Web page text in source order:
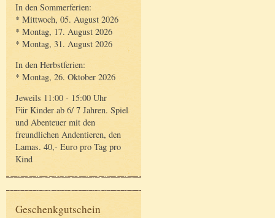
In den Sommerferien:
* Mittwoch, 05. August 2026
* Montag, 17. August 2026
* Montag, 31. August 2026
In den Herbstferien:
* Montag, 26. Oktober 2026
Jeweils 11:00 - 15:00 Uhr
Für Kinder ab 6/ 7 Jahren. Spiel
und Abenteuer mit den
freundlichen Andentieren, den
Lamas. 40,- Euro pro Tag pro
Kind
Geschenkgutschein